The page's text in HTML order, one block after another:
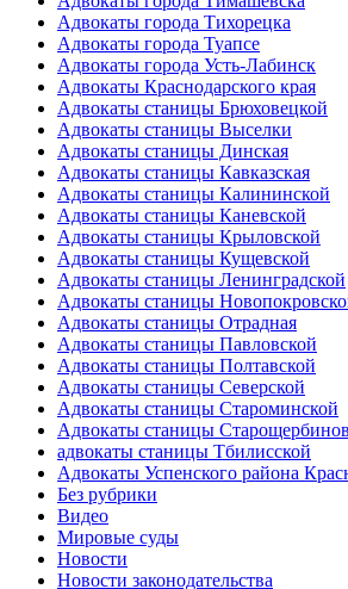
Адвокаты города Тихорецка
Адвокаты города Туапсе
Адвокаты города Усть-Лабинск
Адвокаты Краснодарского края
Адвокаты станицы Брюховецкой
Адвокаты станицы Выселки
Адвокаты станицы Динская
Адвокаты станицы Кавказская
Адвокаты станицы Калининской
Адвокаты станицы Каневской
Адвокаты станицы Крыловской
Адвокаты станицы Кущевской
Адвокаты станицы Ленинградской
Адвокаты станицы
Адвокаты станицы Отрадная
Адвокаты станицы Павловской
Адвокаты станицы Полтавской
Адвокаты станицы Северской
Адвокаты станицы Староминской
Адвокаты станицы
адвокаты станицы Тбилисской
Адвокаты Успенского района
Без рубрики
Видео
Мировые суды
Новости
Новости законодательства